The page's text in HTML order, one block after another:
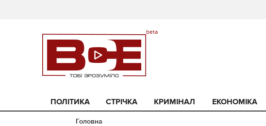
ПОЛІТИКА СТРІЧКА КРИМІНАЛ ЕКОНОМІКА
Головна